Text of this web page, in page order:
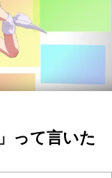
って言いた